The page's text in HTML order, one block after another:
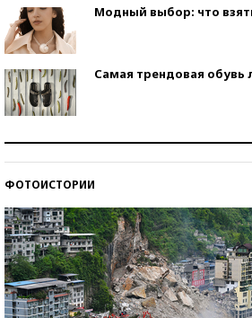
Модный выбор: что
Самая трендовая обувь
ФОТОИСТОРИИ